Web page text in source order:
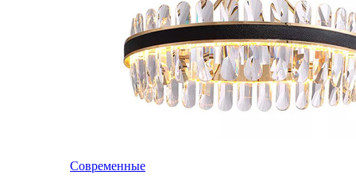
Современные